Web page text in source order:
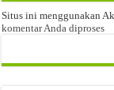
Situs ini menggunakan
komentar Anda diproses